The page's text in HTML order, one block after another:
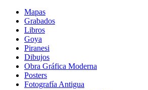
Mapas
Grabados
Libros
Goya
Piranesi
Dibujos
Obra Gráfica Moderna
Posters
Fotografía Antigua